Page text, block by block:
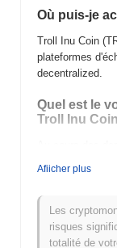
Où puis-je
Troll Inu Coin
plateformes
decentralized.
Quel est le
Troll Inu
Quel est
Troll Inu
Plus Haut
Afiicher plus
Les
risques
totalité de